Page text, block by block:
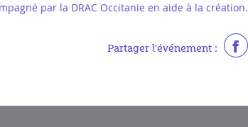
par la DRAC Occitanie en aide à la création.
Partager l'événement :